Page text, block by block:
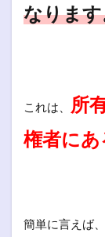
なりま
これは、 所
権者にあ
簡単に言えば